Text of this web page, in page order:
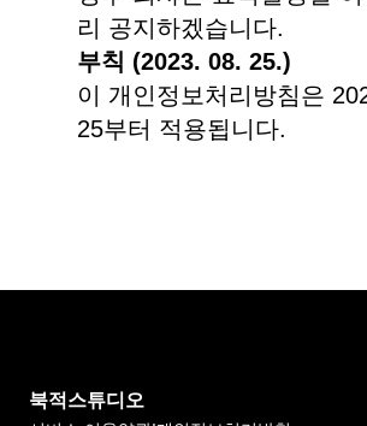
리 공지하겠습니다.
부칙 (2023. 08. 25.)
이 개인정보처리방침은
25부터 적용됩니다.
북적스튜디오